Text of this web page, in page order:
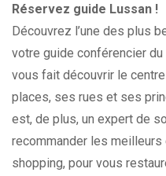
prix :
à
Réservez guide Lussan !
Découvrez l’une des plus
votre guide conférencier
vous fait découvrir le
places, ses rues et ses
est, de plus, un expert de
recommander les
shopping, pour vous